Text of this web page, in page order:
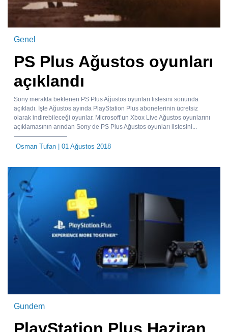
Genel
PS Plus Ağustos oyunları
açıklandı
Sony merakla beklenen PS Plus Ağustos oyunları listesini sonunda
açıkladı. İşte Ağustos ayında PlayStation Plus abonelerinin ücretsiz
olarak indirebileceği oyunlar. Microsoft’un Xbox Live Ağustos oyunlarını
açıklamasının arından Sony de PS Plus Ağustos oyunları listesini...
Osman Tufan | 01 Ağustos 2018
Gundem